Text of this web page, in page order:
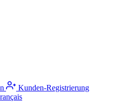
Kunden-Registrierung